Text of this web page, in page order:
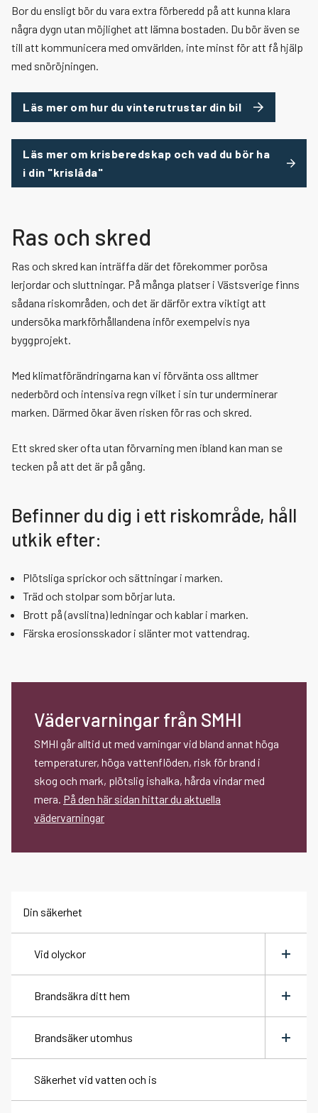
Bor du ensligt bör du vara extra förberedd på att kunna klara
några dygn utan möjlighet att lämna bostaden. Du bör även se
till att kommunicera med omvärlden, inte minst för att få hjälp
med snöröjningen.
Läs mer om hur du vinterutrustar din bil
Läs mer om krisberedskap och vad du bör ha
i din "krislåda"
Ras och skred
Ras och skred kan inträffa där det förekommer porösa
lerjordar och sluttningar. På många platser i Västsverige finns
sådana riskområden, och det är därför extra viktigt att
undersöka markförhållandena inför exempelvis nya
byggprojekt.
Med klimatförändringarna kan vi förvänta oss alltmer
nederbörd och intensiva regn vilket i sin tur underminerar
marken. Därmed ökar även risken för ras och skred.
Ett skred sker ofta utan förvarning men ibland kan man se
tecken på att det är på gång.
Befinner du dig i ett riskområde, håll
utkik efter:
Plötsliga sprickor och sättningar i marken.
Träd och stolpar som börjar luta.
Brott på (avslitna) ledningar och kablar i marken.
Färska erosionsskador i slänter mot vattendrag.
Din säkerhet
Vid olyckor
Växla
Vid brand
Vid trafikolycka
Vid drunkning
Brandsäkra ditt hem
Växla
Typiska brandrisker
Elda i kamin, soteld
Brandsäker utomhus
Växla
Brandriskprognos
Säkerhet vid vatten och is
Vädervarningar från SMHI
SMHI går alltid ut med varningar vid bland annat höga
temperaturer, höga vattenflöden, risk för brand i
skog och mark, plötslig ishalka, hårda vindar med
mera. På den här sidan hittar du aktuella
vädervarningar